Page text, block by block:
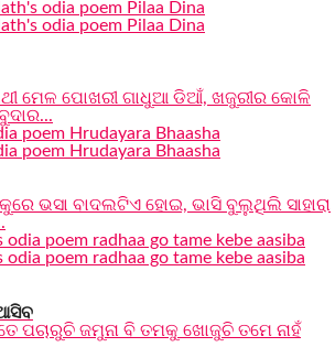
ମେଳ ପୋଖରୀ ଗାଧୁଆ ଡିଆଁ, ଖଜୁରୀର କୋଳି
ଭସା ବାଦଲଟିଏ ହୋଇ, ଭାସି ବୁଲୁଥିଲି ସାହାରା
ପଚାରୁଚି ଜମୁନା ବି ତମକୁ ଖୋଜୁଚି ତମେ ନାହଁ